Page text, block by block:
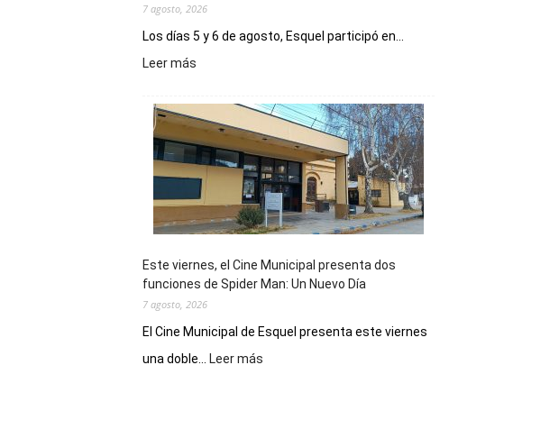
7 agosto, 2026
Los días 5 y 6 de agosto, Esquel participó en...
Leer más
su
potencial
como
destino
de
reuniones
y
deportivos
Este viernes, el Cine Municipal presenta dos
funciones de Spider Man: Un Nuevo Día
7 agosto, 2026
El Cine Municipal de Esquel presenta este viernes
una doble...
Leer más